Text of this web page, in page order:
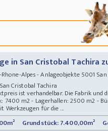
in San Cristobal Tachira
Alpes - Anlageobjekte 5001 San
Cristobal Tachira
ist verhandelbar. Die Fabrik und
7400 m2 - Lagerhallen: 2500 m2 -
Werkzeugen für die ...
Grundstück: 7.400,00m²